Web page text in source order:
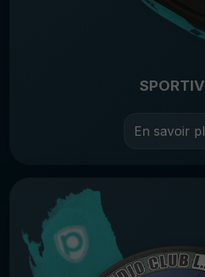
En savoir